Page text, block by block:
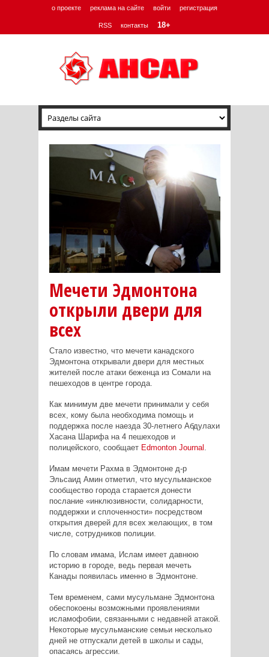
о проекте реклама на сайте войти регистрация
RSS контакты 18+
Мечети Эдмонтона
открыли двери для
всех
Стало известно, что мечети канадского
Эдмонтона открывали двери для местных
жителей после атаки беженца из Сомали на
пешеходов в центре города.
Как минимум две мечети принимали у себя
всех, кому была необходима помощь и
поддержка после наезда 30-летнего Абдулахи
Хасана Шарифа на 4 пешеходов и
полицейского, сообщает Edmonton Journal .
Имам мечети Рахма в Эдмонтоне д-р
Эльсаид Амин отметил, что мусульманское
сообщество города старается донести
послание «инклюзивности, солидарности,
поддержки и сплоченности» посредством
открытия дверей для всех желающих, в том
числе, сотрудников полиции.
По словам имама, Ислам имеет давнюю
историю в городе, ведь первая мечеть
Канады появилась именно в Эдмонтоне.
Тем временем, сами мусульмане Эдмонтона
обеспокоены возможными проявлениями
исламофобии, связанными с недавней атакой.
Некоторые мусульманские семьи несколько
дней не отпускали детей в школы и сады,
опасаясь агрессии.